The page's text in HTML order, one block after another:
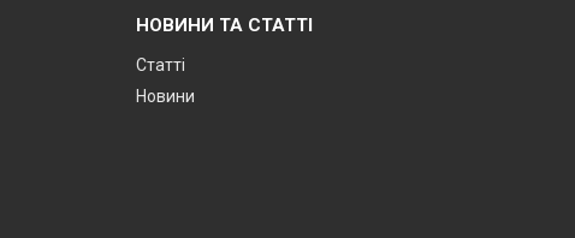
НОВИНИ ТА СТАТТІ
Статті
Новини